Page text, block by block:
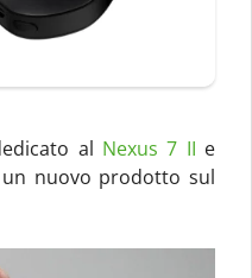
al Nexus 7 II e
nuovo prodotto sul